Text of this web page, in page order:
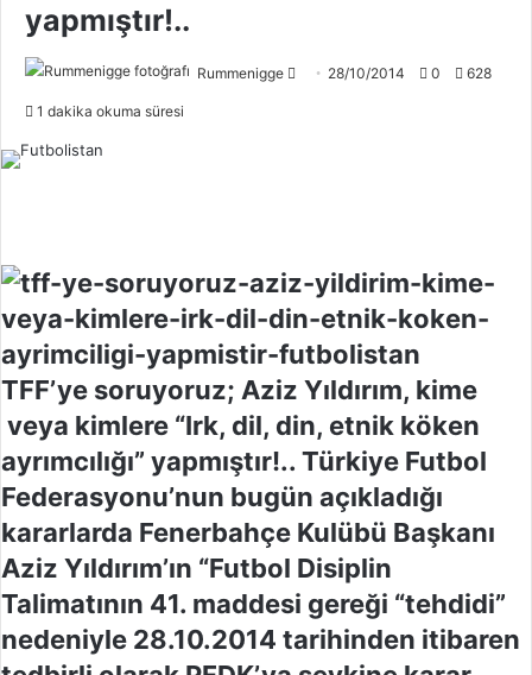
yapmıştır!..
Rummenigge 28/10/2014 0 628
1 dakika okuma süresi
TFF’ye soruyoruz; Aziz Yıldırım, kime
veya kimlere “Irk, dil, din, etnik köken
ayrımcılığı” yapmıştır!.. Türkiye Futbol
Federasyonu’nun bugün açıkladığı
kararlarda Fenerbahçe Kulübü Başkanı
Aziz Yıldırım’ın “Futbol Disiplin
Talimatının 41. maddesi gereği “tehdidi”
nedeniyle 28.10.2014 tarihinden itibaren